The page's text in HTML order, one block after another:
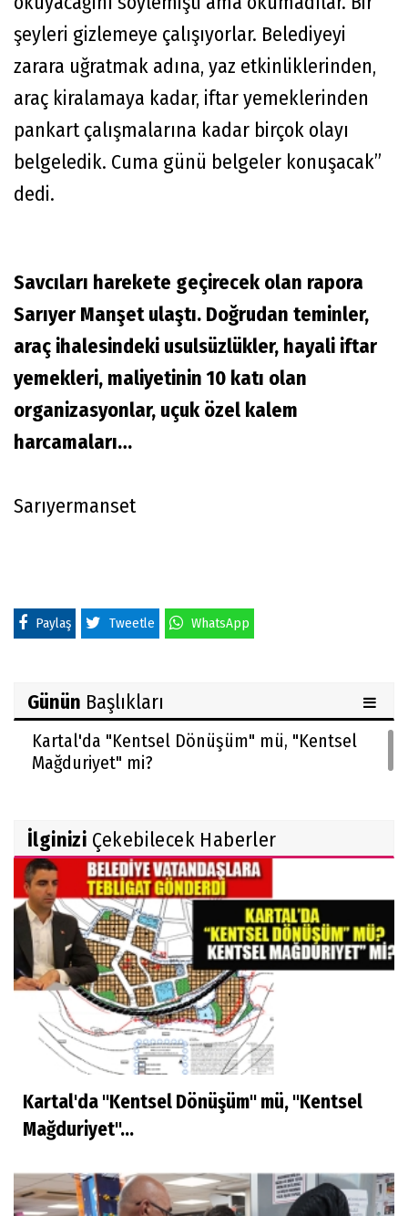
şeyleri gizlemeye çalışıyorlar. Belediyeyi
zarara uğratmak adına, yaz etkinliklerinden,
araç kiralamaya kadar, iftar yemeklerinden
pankart çalışmalarına kadar birçok olayı
belgeledik. Cuma günü belgeler konuşacak”
dedi.
Savcıları harekete geçirecek olan rapora
Sarıyer Manşet ulaştı. Doğrudan teminler,
araç ihalesindeki usulsüzlükler, hayali iftar
yemekleri, maliyetinin 10 katı olan
organizasyonlar, uçuk özel kalem
harcamaları…
Sarıyermanset
Paylaş Tweetle WhatsApp
Günün Başlıkları
Kartal'da "Kentsel Dönüşüm" mü, "Kentsel
Mağduriyet" mi?
İlginizi Çekebilecek Haberler
Kartal'da "Kentsel Dönüşüm" mü, "Kentsel
Mağduriyet"...